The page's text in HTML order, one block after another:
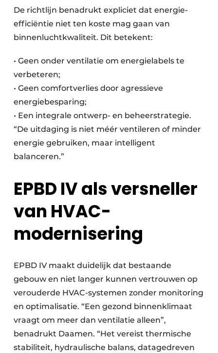
De richtlijn benadrukt expliciet dat energie-
efficiëntie niet ten koste mag gaan van
binnenluchtkwaliteit. Dit betekent:
• Geen onder ventilatie om energielabels te
verbeteren;
• Geen comfortverlies door agressieve
energiebesparing;
• Een integrale ontwerp- en beheerstrategie.
“De uitdaging is niet méér ventileren of minder
energie gebruiken, maar intelligent
balanceren.”
EPBD IV als versneller
van HVAC-
modernisering
EPBD IV maakt duidelijk dat bestaande
gebouw en niet langer kunnen vertrouwen op
verouderde HVAC-systemen zonder monitoring
en optimalisatie. “Een gezond binnenklimaat
vraagt om meer dan ventilatie alleen”,
benadrukt Daamen. “Het vereist thermische
stabiliteit, hydraulische balans, datagedreven